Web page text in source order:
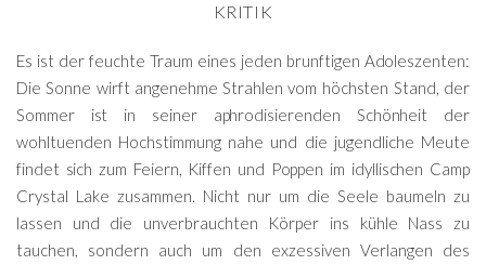
KRITIK
Es ist der feuchte Traum eines jeden brunftigen Adoleszenten:
Die Sonne wirft angenehme Strahlen vom höchsten Stand, der
Sommer ist in seiner aphrodisierenden Schönheit der
wohltuenden Hochstimmung nahe und die jugendliche Meute
findet sich zum Feiern, Kiffen und Poppen im idyllischen Camp
Crystal Lake zusammen. Nicht nur um die Seele baumeln zu
lassen und die unverbrauchten Körper ins kühle Nass zu
tauchen, sondern auch um den exzessiven Verlangen des